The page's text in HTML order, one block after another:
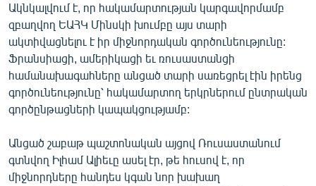
Հայերեն
English
Русский
ՀԵՏԵՎԵՔ ՄԵԶ
Ակնկալվում է, որ հակամարտության կարգավորմամբ
զբաղվող ԵԱՀԿ Մինսկի խումբը այս տարի
ակտիվացնելու է իր միջնորդական գործունեությունը:
Ֆրանսիացի, ամերիկացի եւ ռուսաստանցի
համանախագահները անցած տարի սառեցրել էին իրենց
գործունեությունը՝ հակամարտող երկրներում ընտրական
գործընթացների կապակցությամբ:
Անցած շաբաթ պաշտոնական այցով Ռուսաստանում
գտնվող Իլհամ Ալիեւը ասել էր, թե հուսով է, որ
միջնորդները հանդես կգան նոր խախաղ